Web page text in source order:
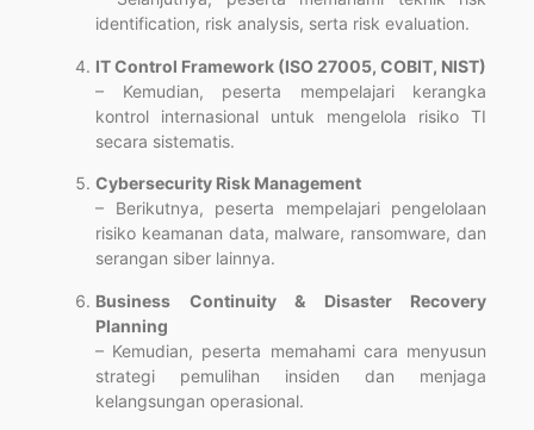
identification, risk analysis, serta risk evaluation.
IT Control Framework (ISO 27005, COBIT, NIST)
– Kemudian, peserta mempelajari kerangka
kontrol internasional untuk mengelola risiko TI
secara sistematis.
Cybersecurity Risk Management
– Berikutnya, peserta mempelajari pengelolaan
risiko keamanan data, malware, ransomware, dan
serangan siber lainnya.
Business Continuity & Disaster Recovery
Planning
– Kemudian, peserta memahami cara menyusun
strategi pemulihan insiden dan menjaga
kelangsungan operasional.